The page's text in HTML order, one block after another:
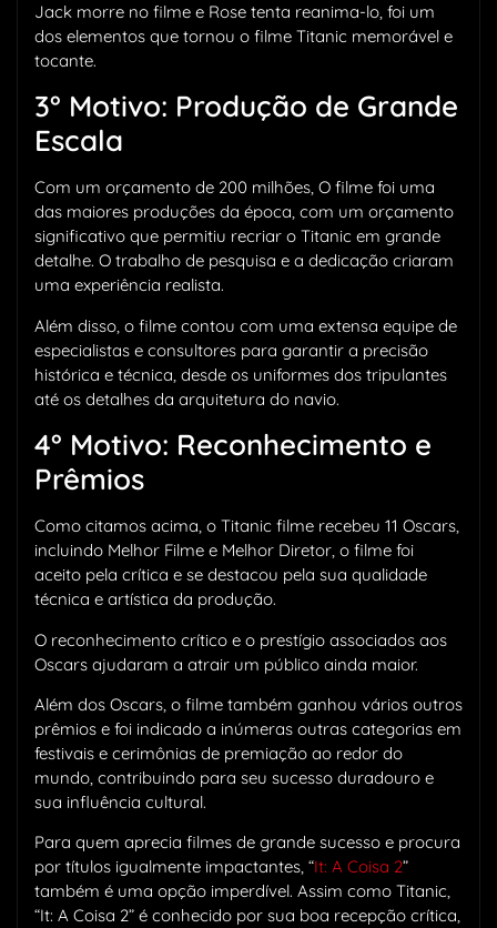
Jack morre no filme e Rose tenta reanima-lo, foi um
dos elementos que tornou o filme Titanic memorável e
tocante.
3° Motivo: Produção de Grande
Escala
Com um orçamento de 200 milhões, O filme foi uma
das maiores produções da época, com um orçamento
significativo que permitiu recriar o Titanic em grande
detalhe. O trabalho de pesquisa e a dedicação criaram
uma experiência realista.
Além disso, o filme contou com uma extensa equipe de
especialistas e consultores para garantir a precisão
histórica e técnica, desde os uniformes dos tripulantes
até os detalhes da arquitetura do navio.
4° Motivo: Reconhecimento e
Prêmios
Como citamos acima, o Titanic filme recebeu 11 Oscars,
incluindo Melhor Filme e Melhor Diretor, o filme foi
aceito pela crítica e se destacou pela sua qualidade
técnica e artística da produção.
O reconhecimento crítico e o prestígio associados aos
Oscars ajudaram a atrair um público ainda maior.
Além dos Oscars, o filme também ganhou vários outros
prêmios e foi indicado a inúmeras outras categorias em
festivais e cerimônias de premiação ao redor do
mundo, contribuindo para seu sucesso duradouro e
sua influência cultural.
Para quem aprecia filmes de grande sucesso e procura
por títulos igualmente impactantes, “It: A Coisa 2”
também é uma opção imperdível. Assim como Titanic,
“It: A Coisa 2” é conhecido por sua boa recepção crítica,